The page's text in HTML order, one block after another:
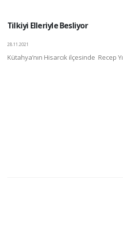
Tilkiyi Elleriyle Besliyor
28.11.2021
Kütahya’nın Hisarcık ilçesinde Recep